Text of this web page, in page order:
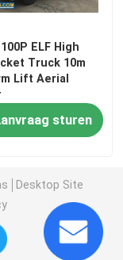
ELF High
Truck 10m
Lift Aerial
sturen
Desktop Site